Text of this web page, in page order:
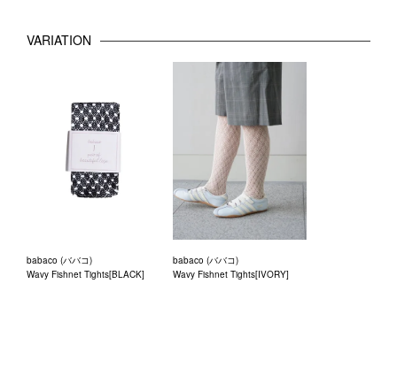
VARIATION
babaco (ババコ)
Wavy Fishnet Tights[BLACK]
babaco (ババコ)
Wavy Fishnet Tights[IVORY]